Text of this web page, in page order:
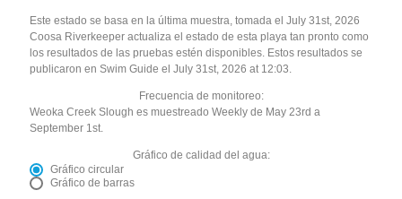
Este estado se basa en la última muestra, tomada el July 31st, 2026
Coosa Riverkeeper actualiza el estado de esta playa tan pronto como
los resultados de las pruebas estén disponibles. Estos resultados se
publicaron en Swim Guide el July 31st, 2026 at 12:03.
Frecuencia de monitoreo:
Weoka Creek Slough es muestreado Weekly de May 23rd a
September 1st.
Gráfico de calidad del agua:
Gráfico circular
Gráfico de barras